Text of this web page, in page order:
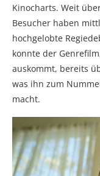
Kinocharts. Weit
Besucher haben
hochgelobte
konnte der
auskommt, bereits
was ihn zum
macht.